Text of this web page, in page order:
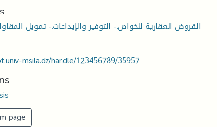
القروض العقارية للخواص.- التوفير والإيداعات.- تمويل
msila.dz/handle/123456789/35957
page